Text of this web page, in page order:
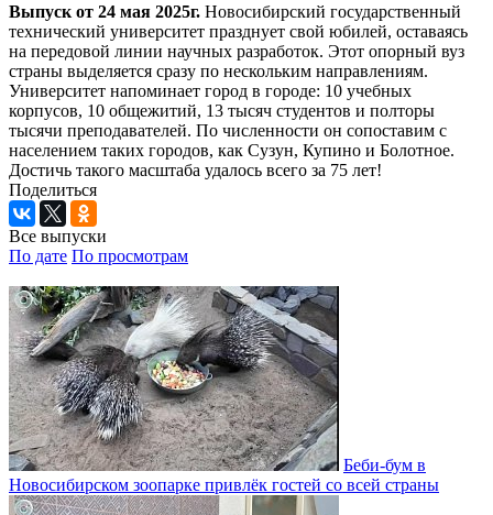
Выпуск от 24 мая 2025г. Новосибирский государственный
технический университет празднует свой юбилей, оставаясь
на передовой линии научных разработок. Этот опорный вуз
страны выделяется сразу по нескольким направлениям.
Университет напоминает город в городе: 10 учебных
корпусов, 10 общежитий, 13 тысяч студентов и полторы
тысячи преподавателей. По численности он сопоставим с
населением таких городов, как Сузун, Купино и Болотное.
Достичь такого масштаба удалось всего за 75 лет!
Поделиться
Все выпуски
По дате По просмотрам
Беби-бум в
Новосибирском зоопарке привлёк гостей со всей страны